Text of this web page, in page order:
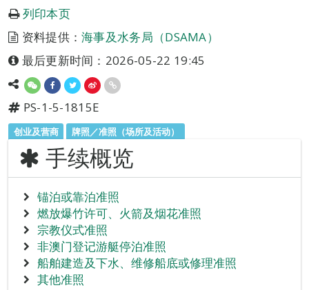
列印本页
资料提供：海事及水务局（DSAMA）
最后更新时间：2026-05-22 19:45
PS-1-5-1815E
创业及营商 牌照／准照（场所及活动）
手续概览
锚泊或靠泊准照
燃放爆竹许可、火箭及烟花准照
宗教仪式准照
非澳门登记游艇停泊准照
船舶建造及下水、维修船底或修理准照
其他准照